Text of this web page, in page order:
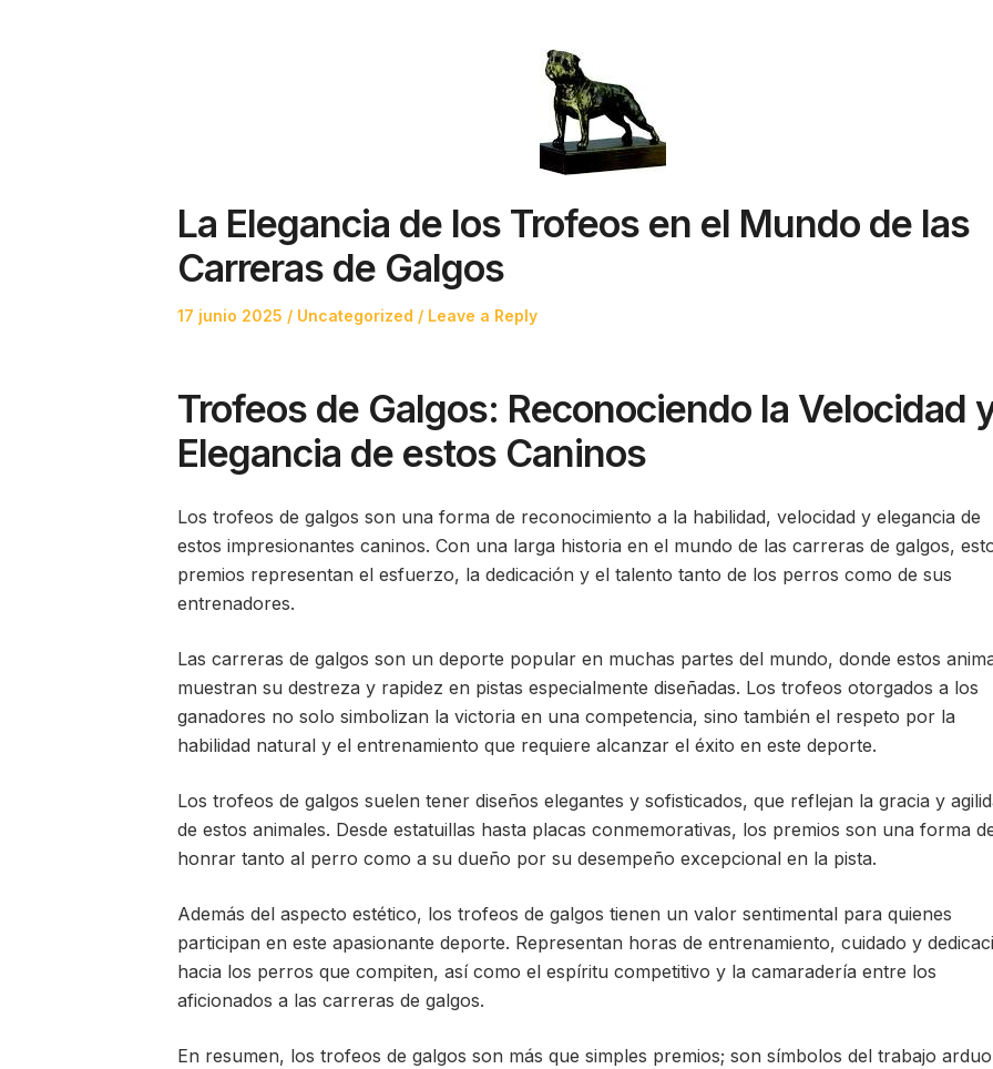
La Elegancia de los Trofeos en el Mundo de las
Carreras de Galgos
Posted
17 junio 2025
Posted
Uncategorized Leave a Reply
Trofeos de Galgos: Reconociendo la Velocidad
Elegancia de estos Caninos
Los trofeos de galgos son una forma de reconocimiento a la habilidad, velocidad y elegancia de
estos impresionantes caninos. Con una larga historia en el mundo de las carreras de galgos,
premios representan el esfuerzo, la dedicación y el talento tanto de los perros como de sus
entrenadores.
Las carreras de galgos son un deporte popular en muchas partes del mundo, donde estos
muestran su destreza y rapidez en pistas especialmente diseñadas. Los trofeos otorgados a los
ganadores no solo simbolizan la victoria en una competencia, sino también el respeto por la
habilidad natural y el entrenamiento que requiere alcanzar el éxito en este deporte.
Los trofeos de galgos suelen tener diseños elegantes y sofisticados, que reflejan la gracia y
de estos animales. Desde estatuillas hasta placas conmemorativas, los premios son una forma
honrar tanto al perro como a su dueño por su desempeño excepcional en la pista.
Además del aspecto estético, los trofeos de galgos tienen un valor sentimental para quienes
participan en este apasionante deporte. Representan horas de entrenamiento, cuidado y
hacia los perros que compiten, así como el espíritu competitivo y la camaradería entre los
aficionados a las carreras de galgos.
En resumen, los trofeos de galgos son más que simples premios; son símbolos del trabajo